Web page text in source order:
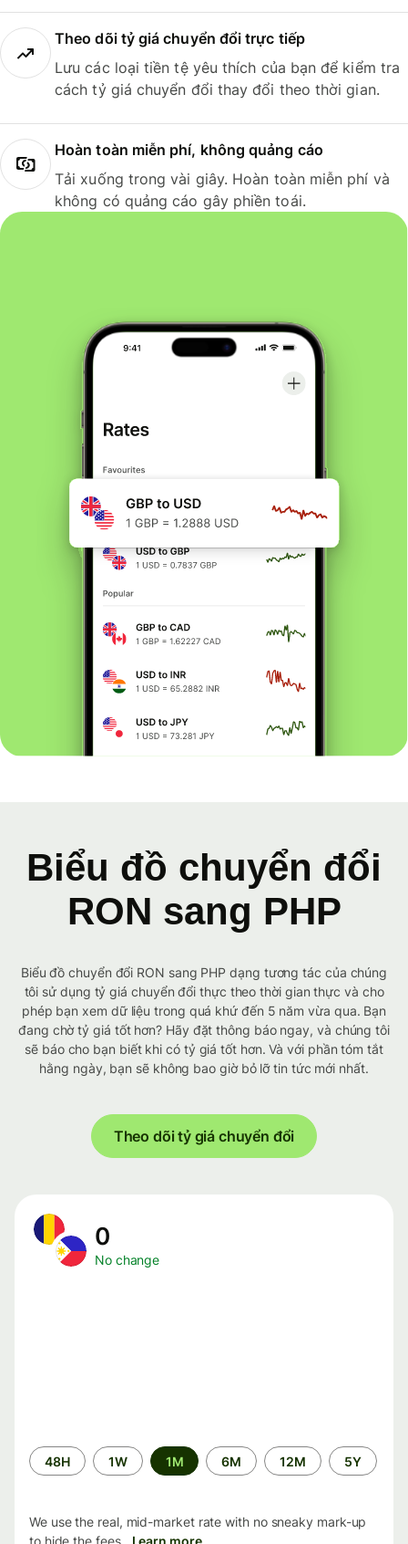
Theo dõi tỷ giá chuyển đổi trực tiếp
Lưu các loại tiền tệ yêu thích của bạn để kiểm tra
cách tỷ giá chuyển đổi thay đổi theo thời gian.
Hoàn toàn miễn phí, không quảng cáo
Tải xuống trong vài giây. Hoàn toàn miễn phí và
không có quảng cáo gây phiền toái.
Biểu đồ chuyển đổi
RON sang PHP
Biểu đồ chuyển đổi RON sang PHP dạng tương tác của chúng
tôi sử dụng tỷ giá chuyển đổi thực theo thời gian thực và cho
phép bạn xem dữ liệu trong quá khứ đến 5 năm vừa qua. Bạn
đang chờ tỷ giá tốt hơn? Hãy đặt thông báo ngay, và chúng tôi
sẽ báo cho bạn biết khi có tỷ giá tốt hơn. Và với phần tóm tắt
hằng ngày, bạn sẽ không bao giờ bỏ lỡ tin tức mới nhất.
Theo dõi tỷ giá chuyển đổi
0
No change
Time
period
48H 1W 1M 6M 12M 5Y
We use the real, mid-market rate with no sneaky mark-up